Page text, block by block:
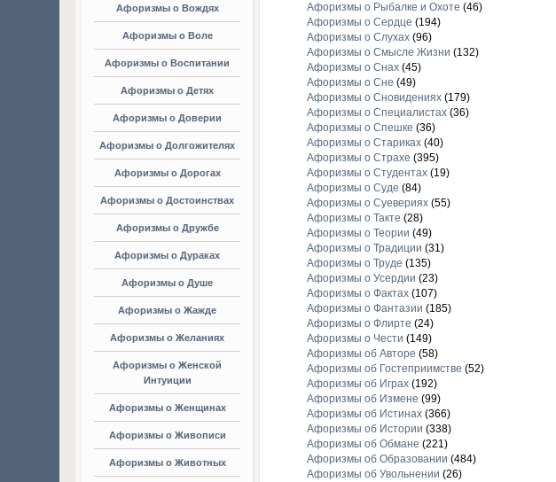
Афоризмы о Вождях
Афоризмы о Воле
Афоризмы о Воспитании
Афоризмы о Детях
Афоризмы о Доверии
Афоризмы о Долгожителях
Афоризмы о Дорогах
Афоризмы о Достоинствах
Афоризмы о Дружбе
Афоризмы о Дураках
Афоризмы о Душе
Афоризмы о Жажде
Афоризмы о Желаниях
Афоризмы о Женской
Интуиции
Афоризмы о Женщинах
Афоризмы о Живописи
Афоризмы о Животных
Афоризмы о Рыбалке и Охоте (46)
Афоризмы о Сердце (194)
Афоризмы о Слухах(96)
Афоризмы о Смысле Жизни (132)
Афоризмы о Снах(45)
Афоризмы о Сне (49)
Афоризмы о Сновидениях(179)
Афоризмы о Специалистах(36)
Афоризмы о Спешке (36)
Афоризмы о Стариках(40)
Афоризмы о Страхе (395)
Афоризмы о Студентах(19)
Афоризмы о Суде (84)
Афоризмы о Суевериях(55)
Афоризмы о Такте (28)
Афоризмы о Теории (49)
Афоризмы о Традиции (31)
Афоризмы о Труде (135)
Афоризмы о Усердии (23)
Афоризмы о Фактах(107)
Афоризмы о Фантазии (185)
Афоризмы о Флирте (24)
Афоризмы о Чести (149)
Афоризмы об Авторе (58)
Афоризмы об Гостеприимстве (52)
Афоризмы об Играх(192)
Афоризмы об Измене (99)
Афоризмы об Истинах(366)
Афоризмы об Истории (338)
Афоризмы об Обмане (221)
Афоризмы об Образовании (484)
Афоризмы об Увольнении (26)